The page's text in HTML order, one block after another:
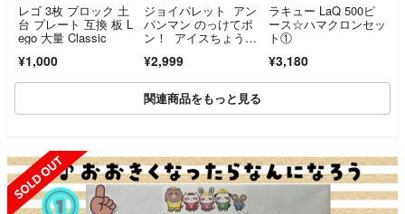
レゴ 3枚 ブロック 土
台 プレート 互換 板 L
ego 大量 Classic
¥1,000
ジョイパレット アン
パンマン のっけてポ
ン！ アイスちょうだ
¥2,999
ラキュー LaQ 500ピ
ース☆ハマクロンセッ
ト①
¥3,180
関連商品をもっと見る
SOLD OUT